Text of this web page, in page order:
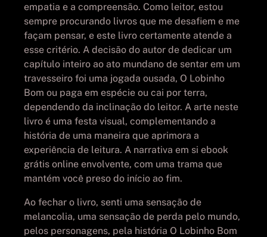
empatia e a compreensão. Como leitor, estou
sempre procurando livros que me desafiem e me
façam pensar, e este livro certamente atende a
esse critério. A decisão do autor de dedicar um
capítulo inteiro ao ato mundano de sentar em um
travesseiro foi uma jogada ousada, O Lobinho
Bom ou paga em espécie ou cai por terra,
dependendo da inclinação do leitor. A arte neste
livro é uma festa visual, complementando a
história de uma maneira que aprimora a
experiência de leitura. A narrativa em si ebook
grátis online envolvente, com uma trama que
mantém você preso do início ao fim.
Ao fechar o livro, senti uma sensação de
melancolia, uma sensação de perda pelo mundo,
pelos personagens, pela história O Lobinho Bom